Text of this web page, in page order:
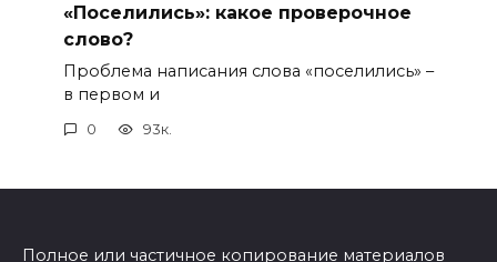
«Поселились»: какое проверочное
слово?
Проблема написания слова «поселились» –
в первом и
0 93к.
Полное или частичное копирование материалов